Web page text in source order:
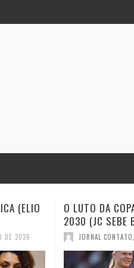
DE
DE 2026
INFIDELIDADE
HISTORIADOR
SEBE BOM MEIHY
JORNAL CONTATO